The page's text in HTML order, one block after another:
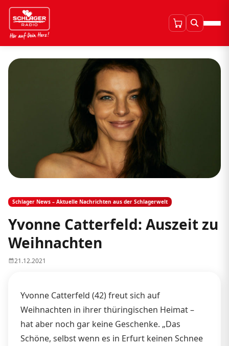
Schlager News – Aktuelle Nachrichten aus der Schlagerwelt
Yvonne Catterfeld: Auszeit zu
Weihnachten
21.12.2021
Yvonne Catterfeld (42) freut sich auf
Weihnachten in ihrer thüringischen Heimat –
hat aber noch gar keine Geschenke. „Das
Schöne, selbst wenn es in Erfurt keinen Schnee